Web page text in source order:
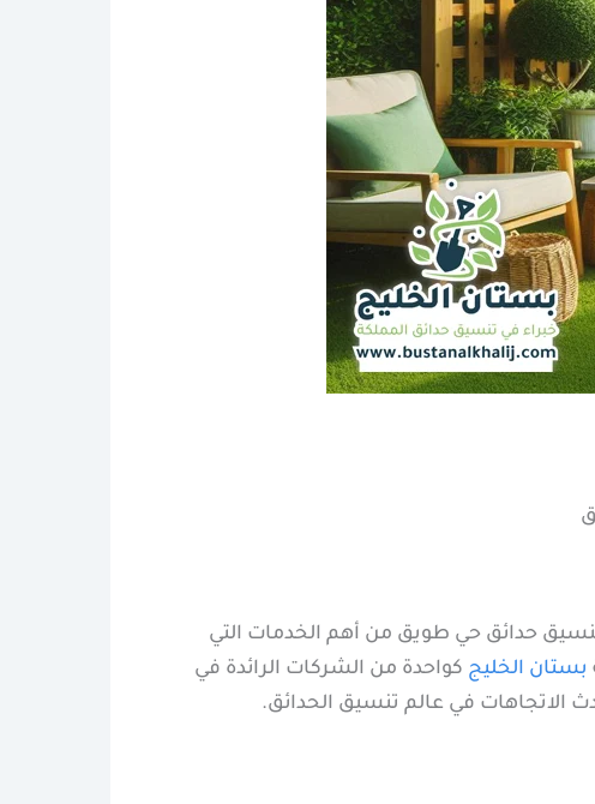
تنسيق حدائق حي طويق من أهم الخدمات التي
بستان الخليج كواحدة من الشركات الرائدة في
الاتجاهات في عالم تنسيق الحدائق.